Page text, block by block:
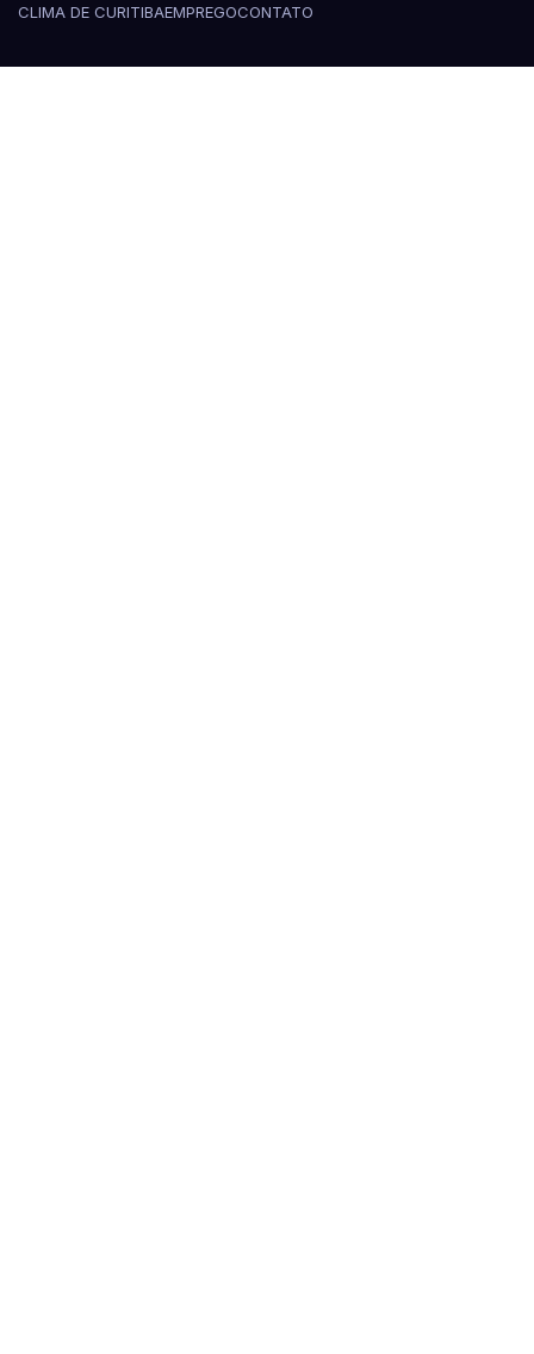
CLIMA DE CURITIBAEMPREGOCONTATO